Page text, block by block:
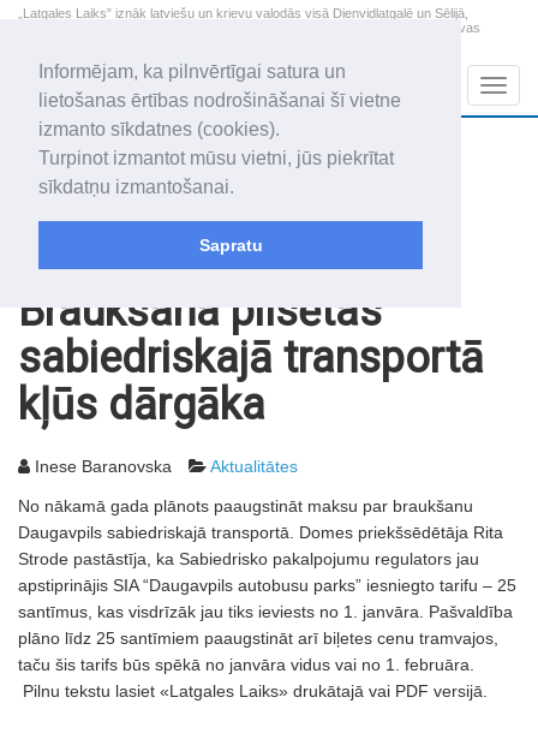
Informējam, ka pilnvērtīgai satura un
lietošanas ērtības nodrošināšanai šī vietne
izmanto sīkdatnes (cookies).
Turpinot izmantot mūsu vietni, jūs piekrītat
sīkdatņu izmantošanai.
Sapratu
„Latgales Laiks” iznāk latviešu un krievu valodās visā Dienvidlatgalē un Sēlijā,
„Latgales Laiks” latviešu valodā aptver Daugavpils valstspilsētu, Augšdaugavas
2026. gada 9. augusts
Svētdiena
Genovefa, Genoveva, Madara
+10.7
Braukšana pilsētas
sabiedriskajā transportā
kļūs dārgāka
Inese Baranovska Aktualitātes
No nākamā gada plānots paaugstināt maksu par braukšanu
Daugavpils sabiedriskajā transportā. Domes priekšsēdētāja Rita
Strode pastāstīja, ka Sabiedrisko pakalpojumu regulators jau
apstiprinājis SIA “Daugavpils autobusu parks” iesniegto tarifu – 25
santīmus, kas visdrīzāk jau tiks ieviests no 1. janvāra. Pašvaldība
plāno līdz 25 santīmiem paaugstināt arī biļetes cenu tramvajos,
taču šis tarifs būs spēkā no janvāra vidus vai no 1. februāra.
Pilnu tekstu lasiet «Latgales Laiks» drukātajā vai PDF versijā.